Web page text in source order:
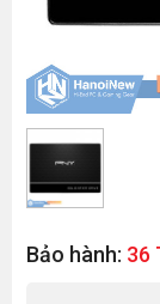
Bảo hành: 36